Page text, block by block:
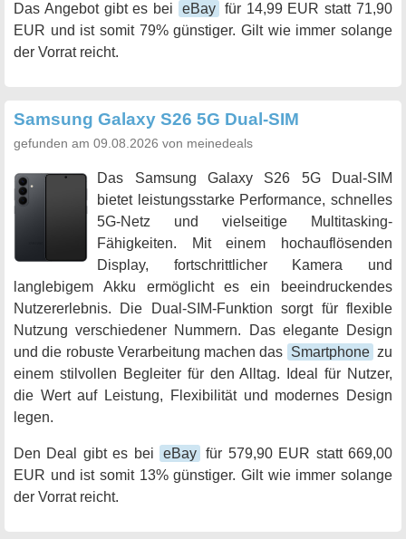
Das Angebot gibt es bei eBay für 14,99 EUR statt 71,90
EUR und ist somit 79% günstiger. Gilt wie immer solange
der Vorrat reicht.
Samsung Galaxy S26 5G Dual-SIM
gefunden am 09.08.2026 von meinedeals
Das Samsung Galaxy S26 5G Dual-SIM
bietet leistungsstarke Performance, schnelles
5G-Netz und vielseitige Multitasking-
Fähigkeiten. Mit einem hochauflösenden
Display, fortschrittlicher Kamera und
langlebigem Akku ermöglicht es ein beeindruckendes
Nutzererlebnis. Die Dual-SIM-Funktion sorgt für flexible
Nutzung verschiedener Nummern. Das elegante Design
und die robuste Verarbeitung machen das Smartphone zu
einem stilvollen Begleiter für den Alltag. Ideal für Nutzer,
die Wert auf Leistung, Flexibilität und modernes Design
legen.
Den Deal gibt es bei eBay für 579,90 EUR statt 669,00
EUR und ist somit 13% günstiger. Gilt wie immer solange
der Vorrat reicht.